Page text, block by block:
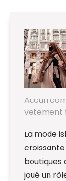
Aucun
vetement
La mode
croissante
boutiques
joué un